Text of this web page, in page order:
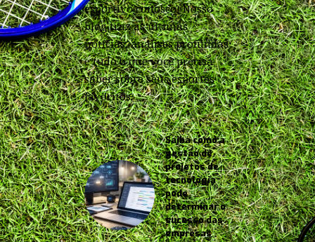
esportivo conosco! Nosso
blog traz as últimas
notícias, análises profundas
e tudo o que você precisa
saber sobre seus esportes
favoritos.
Saiba como a
gestão de
projetos de
tecnologia
pode
determinar o
sucesso das
empresas